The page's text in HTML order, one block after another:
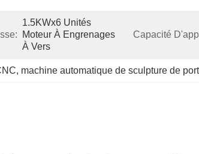
1.5KWx6 Unités
Moteur À Engrenages
À Vers
Capacité
, machine automatique de sculpture de